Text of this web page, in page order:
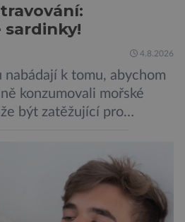
sardinky!
4.8.2026
k tomu, abychom
konzumovali mořské
být zatěžující pro
konzervované
dovolit opravdu každý
izolované
rybí konzervy kompletní